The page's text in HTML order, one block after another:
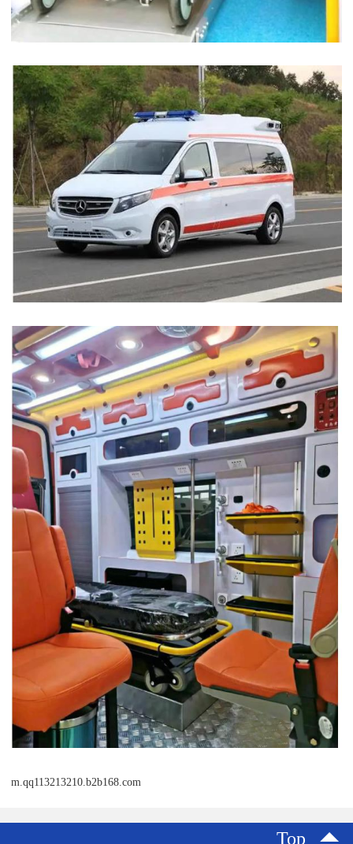
m.qq113213210.b2b168.com
Top